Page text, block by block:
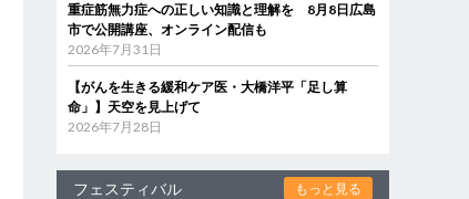
重症筋無力症への正しい知識と理解を 8月8日広島
市で公開講座、オンライン配信も
2026年7月31日
【がんを生きる緩和ケア医・大橋洋平「足し算
命」】天空を見上げて
2026年7月28日
フェスティバル もっと見る